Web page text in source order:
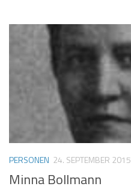
PERSONEN 24. SEPTEMBER 2015
Minna Bollmann